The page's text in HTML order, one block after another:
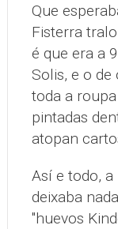
Que
Fisterra
é que era a
Solis, e o
toda a
pintadas
atopan
Así e todo,
deixaba
"huevos